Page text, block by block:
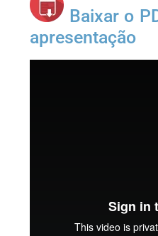
Baixar o
apresentação